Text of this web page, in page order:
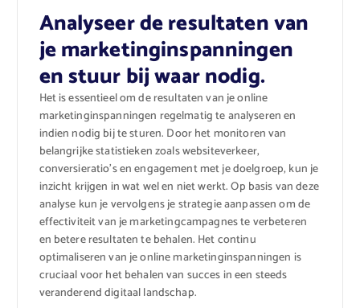
Analyseer de resultaten van
je marketinginspanningen
en stuur bij waar nodig.
Het is essentieel om de resultaten van je online
marketinginspanningen regelmatig te analyseren en
indien nodig bij te sturen. Door het monitoren van
belangrijke statistieken zoals websiteverkeer,
conversieratio’s en engagement met je doelgroep, kun je
inzicht krijgen in wat wel en niet werkt. Op basis van deze
analyse kun je vervolgens je strategie aanpassen om de
effectiviteit van je marketingcampagnes te verbeteren
en betere resultaten te behalen. Het continu
optimaliseren van je online marketinginspanningen is
cruciaal voor het behalen van succes in een steeds
veranderend digitaal landschap.